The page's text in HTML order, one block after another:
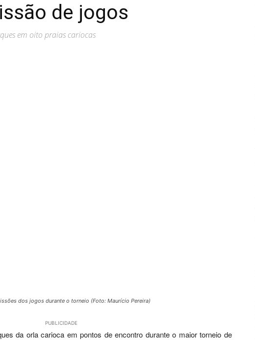
de jogos
em oito praias cariocas
dos jogos durante o torneio (Foto: Maurício Pereira)
PUBLICIDADE
da orla carioca em pontos de encontro durante o maior torneio de